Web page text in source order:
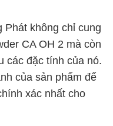
không chỉ cung
CA OH 2 mà còn
các đặc tính của nó.
của sản phẩm để
xác nhất cho